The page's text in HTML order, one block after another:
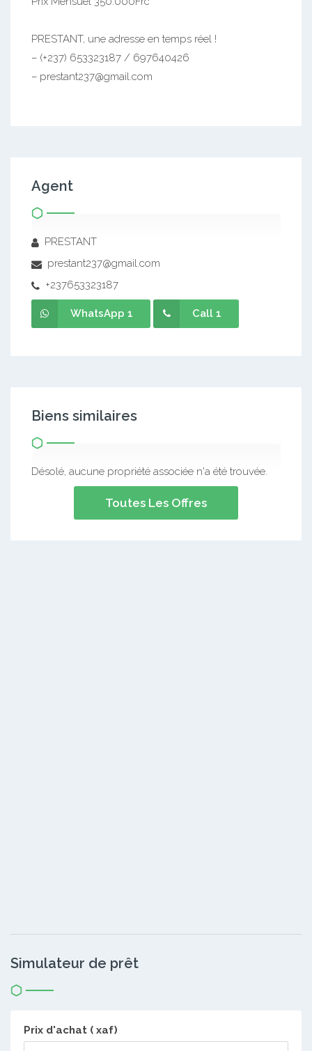
PRESTANT, une adresse en temps réel !
– (+237) 653323187 / 697640426
– prestant237@gmail.com
Agent
PRESTANT
prestant237@gmail.com
+237653323187
WhatsApp 1 Call 1
Biens similaires
Désolé, aucune propriété associée n'a été trouvée.
Toutes Les Offres
Simulateur de prêt
Prix d'achat ( xaf)